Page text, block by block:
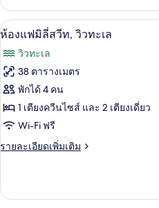
เกี่ยว
กับ
ห้อง
ท,
อ่าง
น้ำวน
เปิด
ภาพถ่าย
ทั้งหมด
ของ
ห้อง
แฟ
มิ
สวีท,
9
ห้องแฟมิลี่สวีท, วิวทะเล
วิวทะเล
38 ตารางเมตร
พักได้ 4 คน
1 เตียงควีนไซส์ และ 2 เตียงเดี่ยว
Wi-Fi ฟรี
รายละเอียดเพิ่มเติม
ราย
เกี่ยว